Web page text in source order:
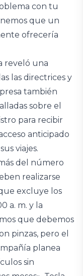
con tu
que un
ofrecería
reveló una
las directrices y
también
sobre el
para recibir
anticipado
viajes.
del número
realizarse
excluye los
a. m. y la
que debemos
pinzas, pero el
planea
sin